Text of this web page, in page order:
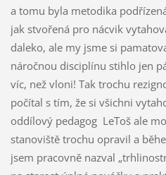
a tomu byla metodika
jak stvořená pro nácvik
daleko, ale my jsme si
náročnou disciplínu stihlo jen
víc, než vloni! Tak trochu
počítal s tím, že si všichni
oddílový pedagog LeToš ale
stanoviště trochu opravil a
jsem pracovně nazval